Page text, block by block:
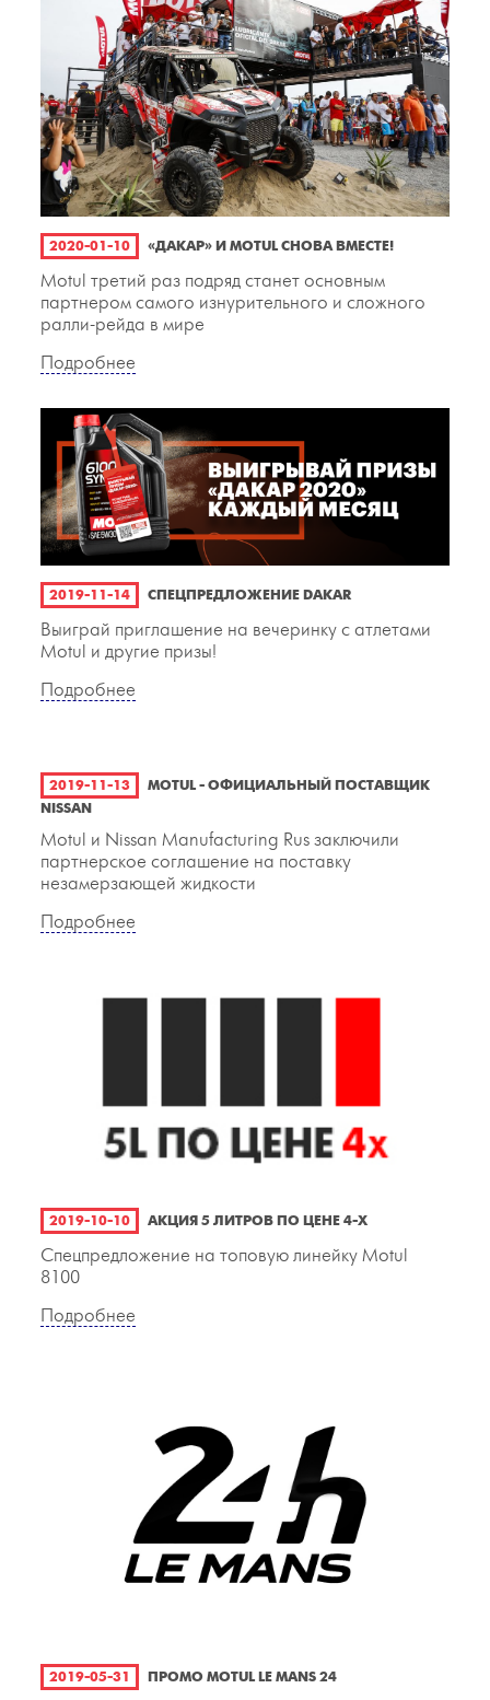
2020-01-10 «ДАКАР» И MOTUL СНОВА ВМЕСТЕ!
Motul третий раз подряд станет основным
партнером самого изнурительного и сложного
ралли-рейда в мире
Подробнее
2019-11-14 СПЕЦПРЕДЛОЖЕНИЕ DAKAR
Выиграй приглашение на вечеринку с атлетами
Motul и другие призы!
Подробнее
2019-11-13
MOTUL - ОФИЦИАЛЬНЫЙ ПОСТАВЩИК
NISSAN
Motul и Nissan Manufacturing Rus заключили
партнерское соглашение на поставку
незамерзающей жидкости
Подробнее
2019-10-10 АКЦИЯ 5 ЛИТРОВ ПО ЦЕНЕ 4-Х
Спецпредложение на топовую линейку Motul
8100
Подробнее
2019-05-31 ПРОМО MOTUL LE MANS 24